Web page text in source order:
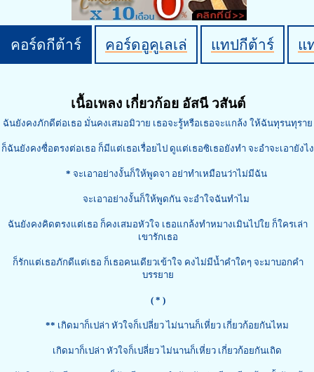
คอร์ดกีต้าร์ คอร์ดอูคูเลเล่ แทปกีต้าร์ แ
เนื้อเพลง เกี่ยวก้อย อัสนี วสันต์
ฉันยังคงภักดีต่อเธอ มั่นคงเสมอมิวาย เธอจะรู้หรือเธอจะแกล้ง ให้ฉันทุรนทุราย
ก็ฉันยังคงซื่อตรงต่อเธอ ก็มีแต่เธอเรื่อยไป ดูแต่เธอซิเธอยังทำ จะอำจะเอายังไง
* จะเอาอย่างงั้นก็ให้พูดจา อย่าทำเหมือนว่าไม่มีฉัน
จะเอาอย่างงั้นก็ให้พูดกัน จะอำใจฉันทำไม
ฉันยังคงคิดตรงแต่เธอ ก็คงเสมอหัวใจ เธอแกล้งทำหมางเมินไปใย ก็ใครเล่า
เขารักเธอ
ก็รักแต่เธอภักดีแต่เธอ ก็เธอคนเดียวเข้าใจ คงไม่มีน้ำคำใดๆ จะมาบอกคำ
บรรยาย
( * )
** เกิดมาก็เปล่า หัวใจก็เปลี่ยว ไม่นานก็เหี่ยว เกี่ยวก้อยกันไหม
เกิดมาก็เปล่า หัวใจก็เปลี่ยว ไม่นานก็เหี่ยว เกี่ยวก้อยกันเถิด